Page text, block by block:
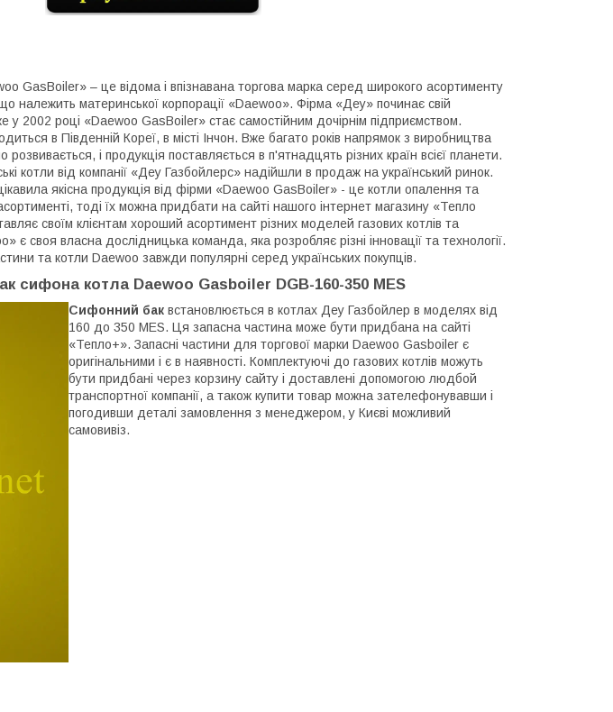
GasBoiler» – це відома і впізнавана торгова марка серед широкого асортименту
належить материнської корпорації «Daewoo». Фірма «Деу» починає свій
у 2002 році «Daewoo GasBoiler» стає самостійним дочірнім підприємством.
в Південній Кореї, в місті Інчон. Вже багато років напрямок з виробництва
розвивається, і продукція поставляється в п'ятнадцять різних країн всієї планети.
котли від компанії «Деу Газбойлерс» надійшли в продаж на український ринок.
якісна продукція від фірми «Daewoo GasBoiler» - це котли опалення та
тоді їх можна придбати на сайті нашого інтернет магазину «Тепло
своїм клієнтам хороший асортимент різних моделей газових котлів та
є своя власна дослідницька команда, яка розробляє різні інновації та технології.
та котли Daewoo завжди популярні серед українських покупців.
сифона котла Daewoo Gasboiler DGB-160-350 MES
Сифонний бак встановлюється в котлах Деу Газбойлер в моделях від
160 до 350 MES. Ця запасна частина може бути придбана на сайті
«Тепло+». Запасні частини для торгової марки Daewoo Gasboiler є
оригінальними і є в наявності. Комплектуючі до газових котлів можуть
бути придбані через корзину сайту і доставлені допомогою людбой
транспортної компанії, а також купити товар можна зателефонувавши і
погодивши деталі замовлення з менеджером, у Києві можливий
самовивіз.